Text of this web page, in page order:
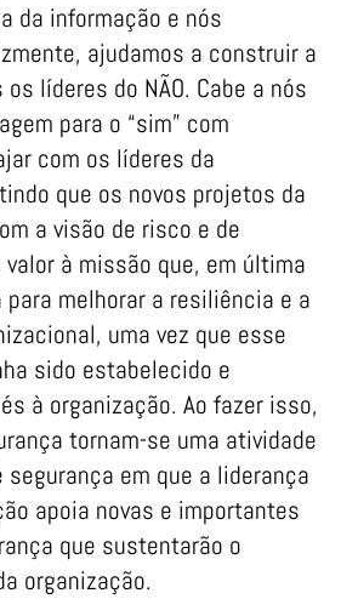
da informação e nós
ajudamos a construir a
líderes do NÃO. Cabe a nós
para o “sim” com
com os líderes da
que os novos projetos da
a visão de risco e de
à missão que, em última
melhorar a resiliência e a
uma vez que esse
sido estabelecido e
à organização. Ao fazer isso,
tornam-se uma atividade
em que a liderança
apoia novas e importantes
que sustentarão o
organização.